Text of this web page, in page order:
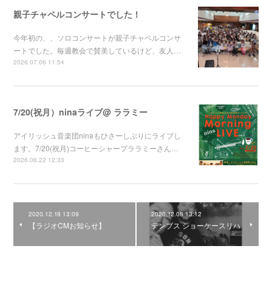
親子チャペルコンサートでした！
今年初の、、ソロコンサートが親子チャペルコンサ
ートでした。毎週教会で賛美しているけど、友人…
2026.07.06 11:54
7/20(祝月）ninaライブ@ ララミー
アイリッシュ音楽団ninaもひさーしぶりにライブし
ます。7/20(祝月)コーヒーシャープララミーさん…
2026.06.22 12:33
2020.12.19 13:09
【ラジオCMお知らせ】
2020.12.08 13:12
テンブス ショーケースリハ